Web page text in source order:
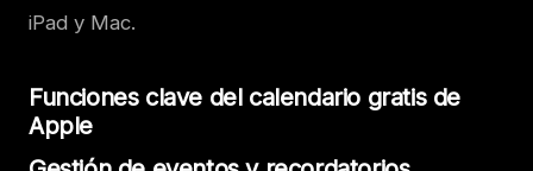
iPad y Mac.
Funciones clave del calendario gratis de
Apple